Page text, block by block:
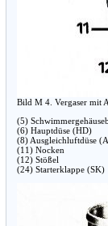
Bild M 4. Vergaser mit
(5)
(6) Hauptdüse (HD)
(8) Ausgleichluftdüse
(11) Nocken
(12) Stößel
(24) Starterklappe (SK)